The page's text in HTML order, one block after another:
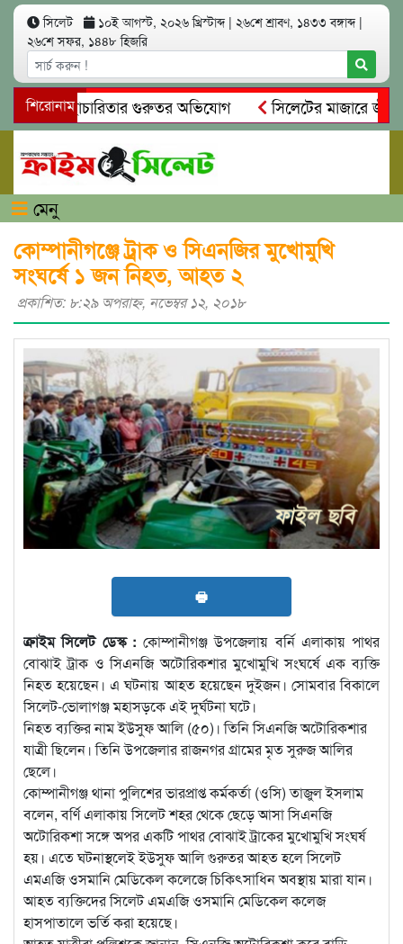
সিলেট ১০ই আগস্ট, ২০২৬ খ্রিস্টাব্দ | ২৬শে শ্রাবণ, ১৪৩৩ বঙ্গাব্দ |
২৬শে সফর, ১৪৪৮ হিজরি
শিরোনাম
ও স্বেচ্ছাচারিতার গুরুতর অভিযোগ
সিলেটের মাজারে
দলিল ফাঁস
গোয়াইনঘাটে প্রেমের ফাঁদে তরুণী পাচার:
মেনু
কোম্পানীগঞ্জে ট্রাক ও সিএনজির মুখোমুখি
সংঘর্ষে ১ জন নিহত, আহত ২
প্রকাশিত: ৮:২৯ অপরাহ্ণ, নভেম্বর ১২, ২০১৮
🖶
ক্রাইম সিলেট ডেস্ক : কোম্পানীগঞ্জ উপজেলায় বর্নি এলাকায় পাথর
বোঝাই ট্রাক ও সিএনজি অটোরিকশার মুখোমুখি সংঘর্ষে এক ব্যক্তি
নিহত হয়েছেন। এ ঘটনায় আহত হয়েছেন দুইজন। সোমবার বিকালে
সিলেট-ভোলাগঞ্জ মহাসড়কে এই দুর্ঘটনা ঘটে।
নিহত ব্যক্তির নাম ইউসুফ আলি (৫০)। তিনি সিএনজি অটোরিকশার
যাত্রী ছিলেন। তিনি উপজেলার রাজনগর গ্রামের মৃত সুরুজ আলির
ছেলে।
কোম্পানীগঞ্জ থানা পুলিশের ভারপ্রাপ্ত কর্মকর্তা (ওসি) তাজুল ইসলাম
বলেন, বর্ণি এলাকায় সিলেট শহর থেকে ছেড়ে আসা সিএনজি
অটোরিকশা সঙ্গে অপর একটি পাথর বোঝাই ট্রাকের মুখোমুখি সংঘর্ষ
হয়। এতে ঘটনাস্থলেই ইউসুফ আলি গুরুতর আহত হলে সিলেট
এমএজি ওসমানি মেডিকেল কলেজে চিকিৎসাধিন অবস্থায় মারা যান।
আহত ব্যক্তিদের সিলেট এমএজি ওসমানি মেডিকেল কলেজ
হাসপাতালে ভর্তি করা হয়েছে।